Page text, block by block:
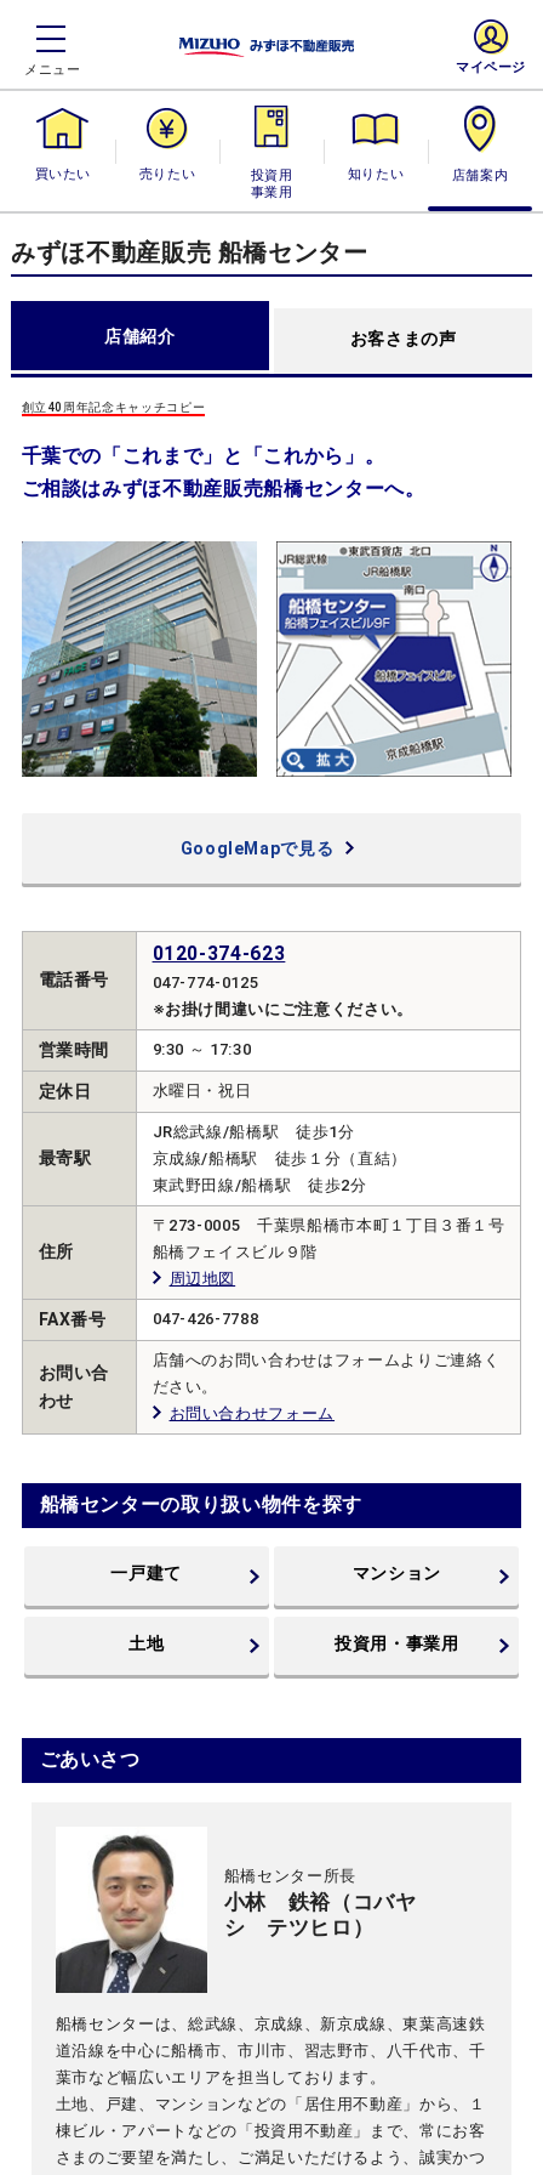
買いたい 売りたい
投資用・事業
用
知りたい 店舗案内
マイページ
みずほ不動産販売 船橋センター
店舗紹介 お客さまの声
創立40周年記念キャッチコピー
千葉での「これまで」と「これから」。
ご相談はみずほ不動産販売船橋センターへ。
GoogleMapで見る
電話番号
0120-374-623
047-774-0125
※お掛け間違いにご注意ください。
営業時間 9:30 ～ 17:30
定休日 水曜日・祝日
最寄駅
JR総武線/船橋駅 徒歩1分
京成線/船橋駅 徒歩１分（直結）
東武野田線/船橋駅 徒歩2分
住所
〒273-0005 千葉県船橋市本町１丁目３番１号
船橋フェイスビル９階
周辺地図
FAX番号 047-426-7788
お問い合
わせ
店舗へのお問い合わせはフォームよりご連絡く
ださい。
お問い合わせフォーム
船橋センターの取り扱い物件を探す
一戸建て マンション
土地 投資用・事業用
ごあいさつ
船橋センター所長
小林 鉄裕（コバヤ
シ テツヒロ）
船橋センターは、総武線、京成線、新京成線、東葉高速鉄
道沿線を中心に船橋市、市川市、習志野市、八千代市、千
葉市など幅広いエリアを担当しております。
土地、戸建、マンションなどの「居住用不動産」から、１
棟ビル・アパートなどの「投資用不動産」まで、常にお客
さまのご要望を満たし、ご満足いただけるよう、誠実かつ